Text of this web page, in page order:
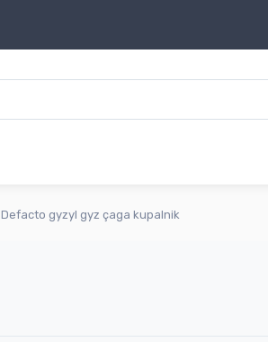
Defacto gyzyl gyz çaga kupalnik